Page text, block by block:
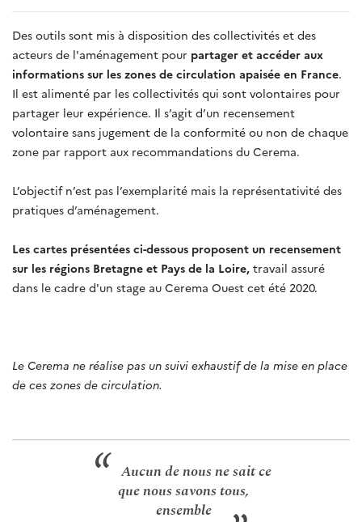
Des outils sont mis à disposition des collectivités et des
acteurs de l'aménagement pour partager et accéder aux
informations sur les zones de circulation apaisée en France.
Il est alimenté par les collectivités qui sont volontaires pour
partager leur expérience. Il s’agit d’un recensement
volontaire sans jugement de la conformité ou non de chaque
zone par rapport aux recommandations du Cerema.
L’objectif n’est pas l’exemplarité mais la représentativité des
pratiques d’aménagement.
Les cartes présentées ci-dessous proposent un recensement
sur les régions Bretagne et Pays de la Loire, travail assuré
dans le cadre d'un stage au Cerema Ouest cet été 2020.
Le Cerema ne réalise pas un suivi exhaustif de la mise en place
de ces zones de circulation.
Aucun de nous ne sait ce
que nous savons tous,
ensemble